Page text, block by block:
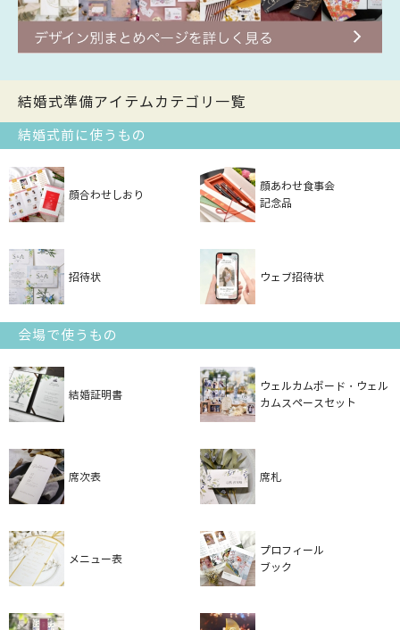
結婚式準備アイテムカテゴリ一覧
結婚式前に使うもの
顔合わせしおり
顔あわせ食事会
記念品
招待状 ウェブ招待状
会場で使うもの
結婚証明書
ウェルカムボード・ウェル
カムスペースセット
席次表 席札
メニュー表
プロフィール
ブック